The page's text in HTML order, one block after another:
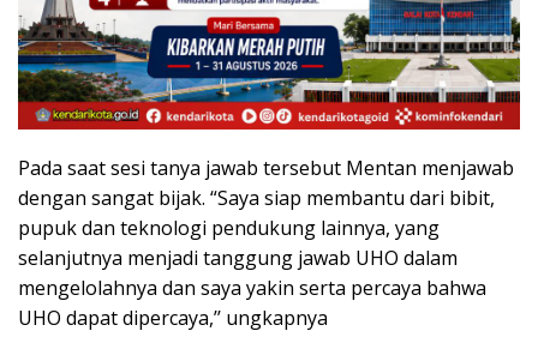
Pada saat sesi tanya jawab tersebut Mentan menjawab
dengan sangat bijak. “Saya siap membantu dari bibit,
pupuk dan teknologi pendukung lainnya, yang
selanjutnya menjadi tanggung jawab UHO dalam
mengelolahnya dan saya yakin serta percaya bahwa
UHO dapat dipercaya,’’ ungkapnya